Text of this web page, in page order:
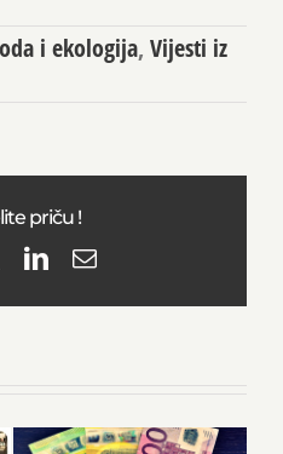
i ekologija, Vijesti iz
priču !
LinkedIn
Email